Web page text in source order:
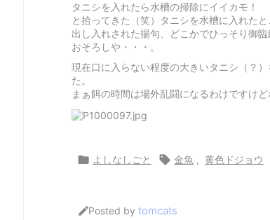
タニシを入れたら水槽の掃除にイイカモ！
と拾ってきた（笑）タニシを水槽に入れた
出し入れされた揚句、どこかでひっそり御臨
おそろしや・・・ 。
現在口に入らない程度の大きいタニシ（？
た。
まぁ餌の時間は場外乱闘になるわけですけど
 よしなしごと  金魚 , 黄色ドジョウ
Posted by tomcats